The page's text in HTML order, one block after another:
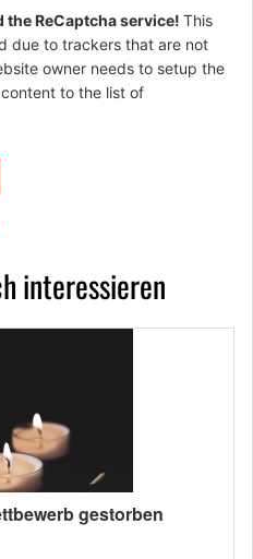
the ReCaptcha service! This
due to trackers that are not
owner needs to setup the
to the list of
interessieren
gestorben